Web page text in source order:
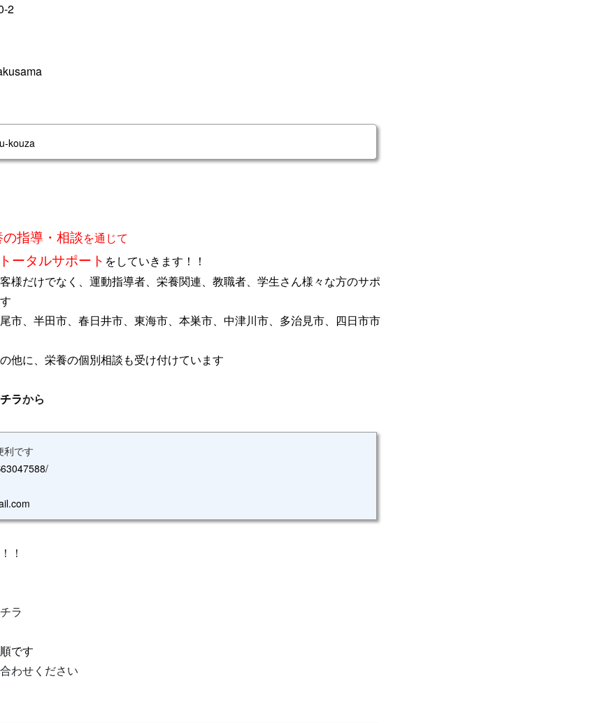
2
kouza
指導・相談を通じて
ータルサポート をしていきます！！
様だけでなく、運動指導者、栄養関連、教職者、学生さん様々な方のサポ
市、半田市、春日井市、東海市、本巣市、中津川市、多治見市、四日市市
他に、栄養の個別相談も受け付けています
ラから
利です
！
ラ
です
わせください